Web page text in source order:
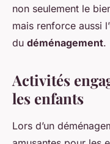
non seulement le
mais renforce aussi
du déménagement.
Activités
les enfants
Lors d’un